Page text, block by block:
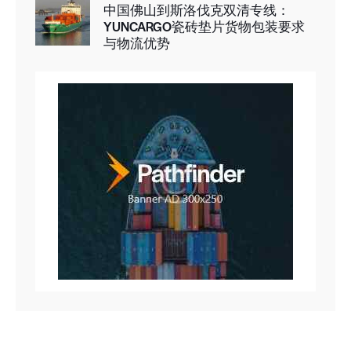
中国佛山到斯洛伐克双清专线：
YUNCARGO瓷砖垫片货物包装要求
与物流优势